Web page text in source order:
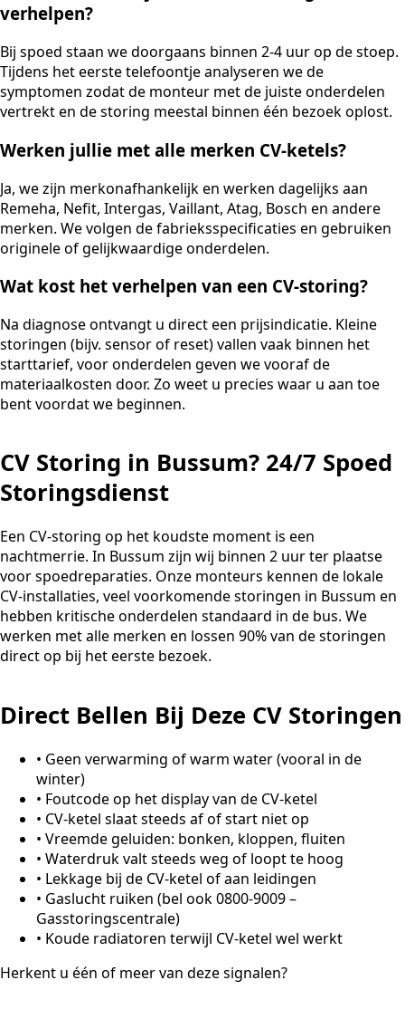
verhelpen?
Bij spoed staan we doorgaans binnen 2-4 uur op de stoep.
Tijdens het eerste telefoontje analyseren we de
symptomen zodat de monteur met de juiste onderdelen
vertrekt en de storing meestal binnen één bezoek oplost.
Werken jullie met alle merken CV-ketels?
Ja, we zijn merkonafhankelijk en werken dagelijks aan
Remeha, Nefit, Intergas, Vaillant, Atag, Bosch en andere
merken. We volgen de fabrieksspecificaties en gebruiken
originele of gelijkwaardige onderdelen.
Wat kost het verhelpen van een CV-storing?
Na diagnose ontvangt u direct een prijsindicatie. Kleine
storingen (bijv. sensor of reset) vallen vaak binnen het
starttarief, voor onderdelen geven we vooraf de
materiaalkosten door. Zo weet u precies waar u aan toe
bent voordat we beginnen.
CV Storing in Bussum? 24/7 Spoed
Storingsdienst
Een CV-storing op het koudste moment is een
nachtmerrie. In Bussum zijn wij binnen 2 uur ter plaatse
voor spoedreparaties. Onze monteurs kennen de lokale
CV-installaties, veel voorkomende storingen in Bussum en
hebben kritische onderdelen standaard in de bus. We
werken met alle merken en lossen 90% van de storingen
direct op bij het eerste bezoek.
Direct Bellen Bij Deze CV Storingen
• Geen verwarming of warm water (vooral in de
winter)
• Foutcode op het display van de CV-ketel
• CV-ketel slaat steeds af of start niet op
• Vreemde geluiden: bonken, kloppen, fluiten
• Waterdruk valt steeds weg of loopt te hoog
• Lekkage bij de CV-ketel of aan leidingen
• Gaslucht ruiken (bel ook 0800-9009 –
Gasstoringscentrale)
• Koude radiatoren terwijl CV-ketel wel werkt
Herkent u één of meer van deze signalen?